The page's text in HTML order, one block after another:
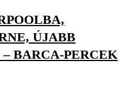
ÚJABB
BARCA-PERCEK